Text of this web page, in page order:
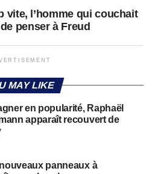
vite, l’homme qui couchait
penser à Freud
MAY LIKE
en popularité, Raphaël
apparaît recouvert de
nouveaux panneaux à